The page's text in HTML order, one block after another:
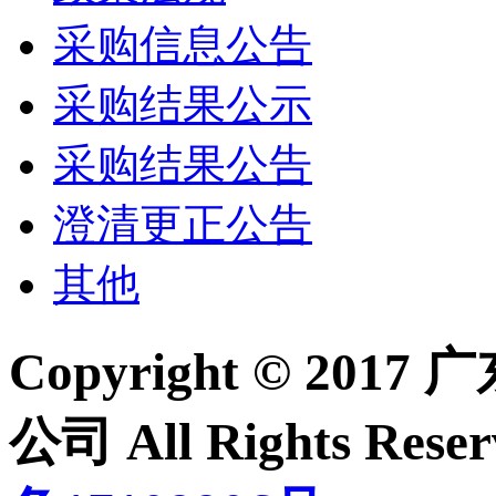
采购信息公告
采购结果公示
采购结果公告
澄清更正公告
其他
Copyright © 2017
公司 All Rights